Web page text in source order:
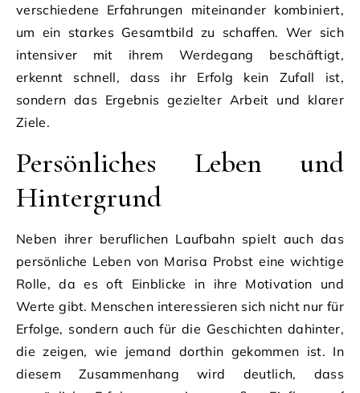
verschiedene Erfahrungen miteinander kombiniert,
um ein starkes Gesamtbild zu schaffen. Wer sich
intensiver mit ihrem Werdegang beschäftigt,
erkennt schnell, dass ihr Erfolg kein Zufall ist,
sondern das Ergebnis gezielter Arbeit und klarer
Ziele.
Persönliches Leben und
Hintergrund
Neben ihrer beruflichen Laufbahn spielt auch das
persönliche Leben von Marisa Probst eine wichtige
Rolle, da es oft Einblicke in ihre Motivation und
Werte gibt. Menschen interessieren sich nicht nur für
Erfolge, sondern auch für die Geschichten dahinter,
die zeigen, wie jemand dorthin gekommen ist. In
diesem Zusammenhang wird deutlich, dass